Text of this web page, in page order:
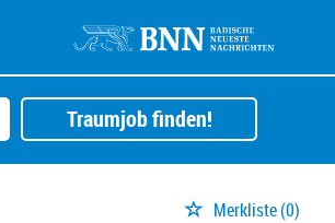
Traumjob finden!
Merkliste(0)